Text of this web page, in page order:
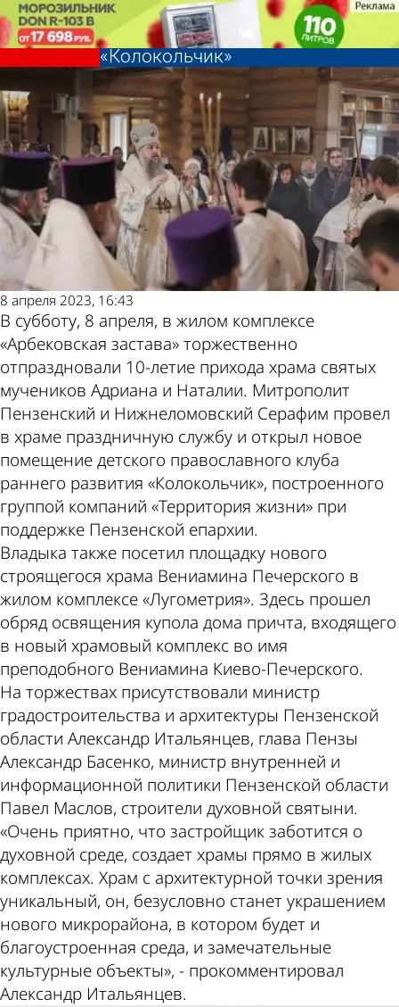
Владыка Серафим открыл
детский православный клуб
«Колокольчик»
Общество
8 апреля 2023, 16:43
В субботу, 8 апреля, в жилом комплексе
«Арбековская застава» торжественно
отпраздновали 10-летие прихода храма святых
мучеников Адриана и Наталии. Митрополит
Пензенский и Нижнеломовский Серафим провел
в храме праздничную службу и открыл новое
помещение детского православного клуба
раннего развития «Колокольчик», построенного
группой компаний «Территория жизни» при
поддержке Пензенской епархии.
Владыка также посетил площадку нового
строящегося храма Вениамина Печерского в
жилом комплексе «Лугометрия». Здесь прошел
обряд освящения купола дома причта, входящего
в новый храмовый комплекс во имя
преподобного Вениамина Киево-Печерского.
На торжествах присутствовали министр
градостроительства и архитектуры Пензенской
области Александр Итальянцев, глава Пензы
Александр Басенко, министр внутренней и
информационной политики Пензенской области
Павел Маслов, строители духовной святыни.
«Очень приятно, что застройщик заботится о
духовной среде, создает храмы прямо в жилых
комплексах. Храм с архитектурной точки зрения
уникальный, он, безусловно станет украшением
нового микрорайона, в котором будет и
благоустроенная среда, и замечательные
культурные объекты», - прокомментировал
Александр Итальянцев.
Владыка Серафим открыл
детский православный клуб
«Колокольчик»
Общество
Другие
по
Погода
и
курсы
валют
в
Пензе